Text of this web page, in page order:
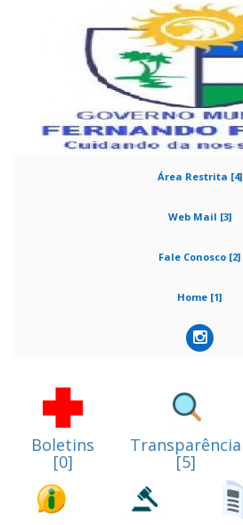
Área Restrita [4]
Web Mail [3]
Fale Conosco [2]
Home [1]
Boletins
[0]
Transparência
[5]